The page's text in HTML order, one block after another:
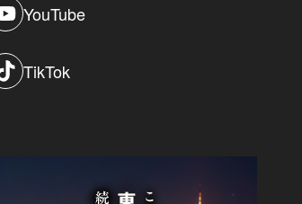
YouTube
TikTok